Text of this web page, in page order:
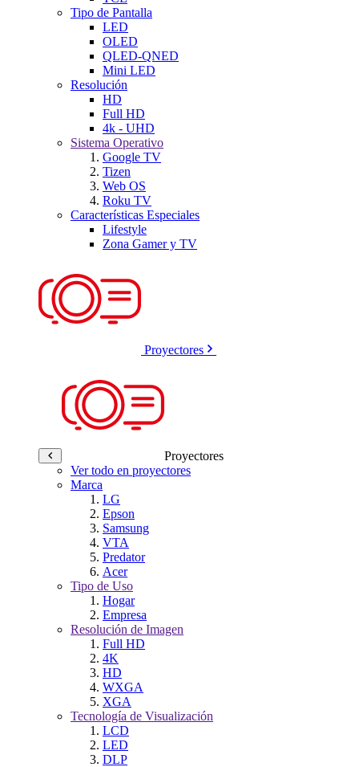
Tipo de Pantalla
LED
OLED
QLED-QNED
Mini LED
Resolución
HD
Full HD
4k - UHD
Sistema Operativo
Google TV
Tizen
Web OS
Roku TV
Características Especiales
Lifestyle
Zona Gamer y TV
Proyectores
Proyectores
Ver todo en proyectores
Marca
LG
Epson
Samsung
VTA
Predator
Acer
Tipo de Uso
Hogar
Empresa
Resolución de Imagen
Full HD
4K
HD
WXGA
XGA
Tecnología de Visualización
LCD
LED
DLP